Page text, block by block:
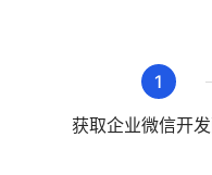
1
获取企业微信开